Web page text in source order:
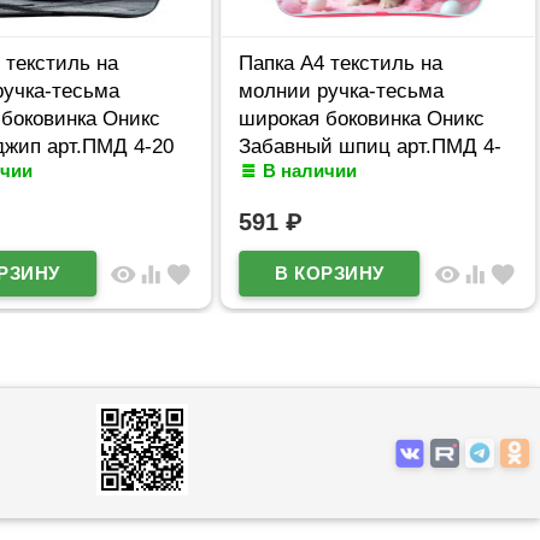
на
тесьма
Оникс
арт.ПМД 4-20
visibility equalizer favorite
Папка А4 текстиль на
молнии ручка-тесьма
широкая боковинка Оникс
Забавный шпиц арт.ПМД 4-
20 В наличии
591₽
visibility equalizer favorite